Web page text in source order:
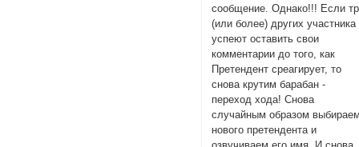
сообщение. Однако!!! Если
(или более) других участника
успеют оставить свои
комментарии до того, как
Претендент среагирует, то
снова крутим барабан -
переход хода! Снова
случайным образом
нового претендента и